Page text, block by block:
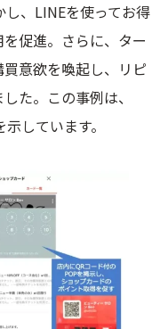
、LINEを使ってお得
促進。さらに、ター
意欲を喚起し、リピ
た。この事例は、
しています。